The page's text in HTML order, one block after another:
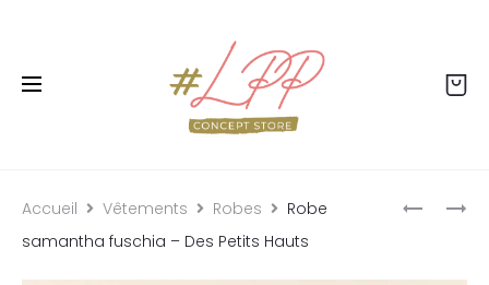
& collect gratuit
Accueil Vêtements Robes
Robe
samantha fuschia – Des Petits Hauts